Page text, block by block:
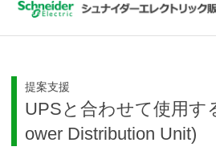
提案支援
UPSと合わせて使用す
ower Distribution Unit)